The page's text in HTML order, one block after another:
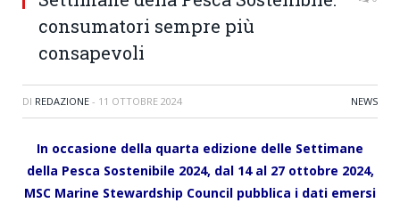
consumatori sempre più
consapevoli
DI REDAZIONE - 11 OTTOBRE 2024 NEWS
In occasione della quarta edizione delle Settimane
della Pesca Sostenibile 2024, dal 14 al 27 ottobre 2024,
MSC Marine Stewardship Council pubblica i dati emersi